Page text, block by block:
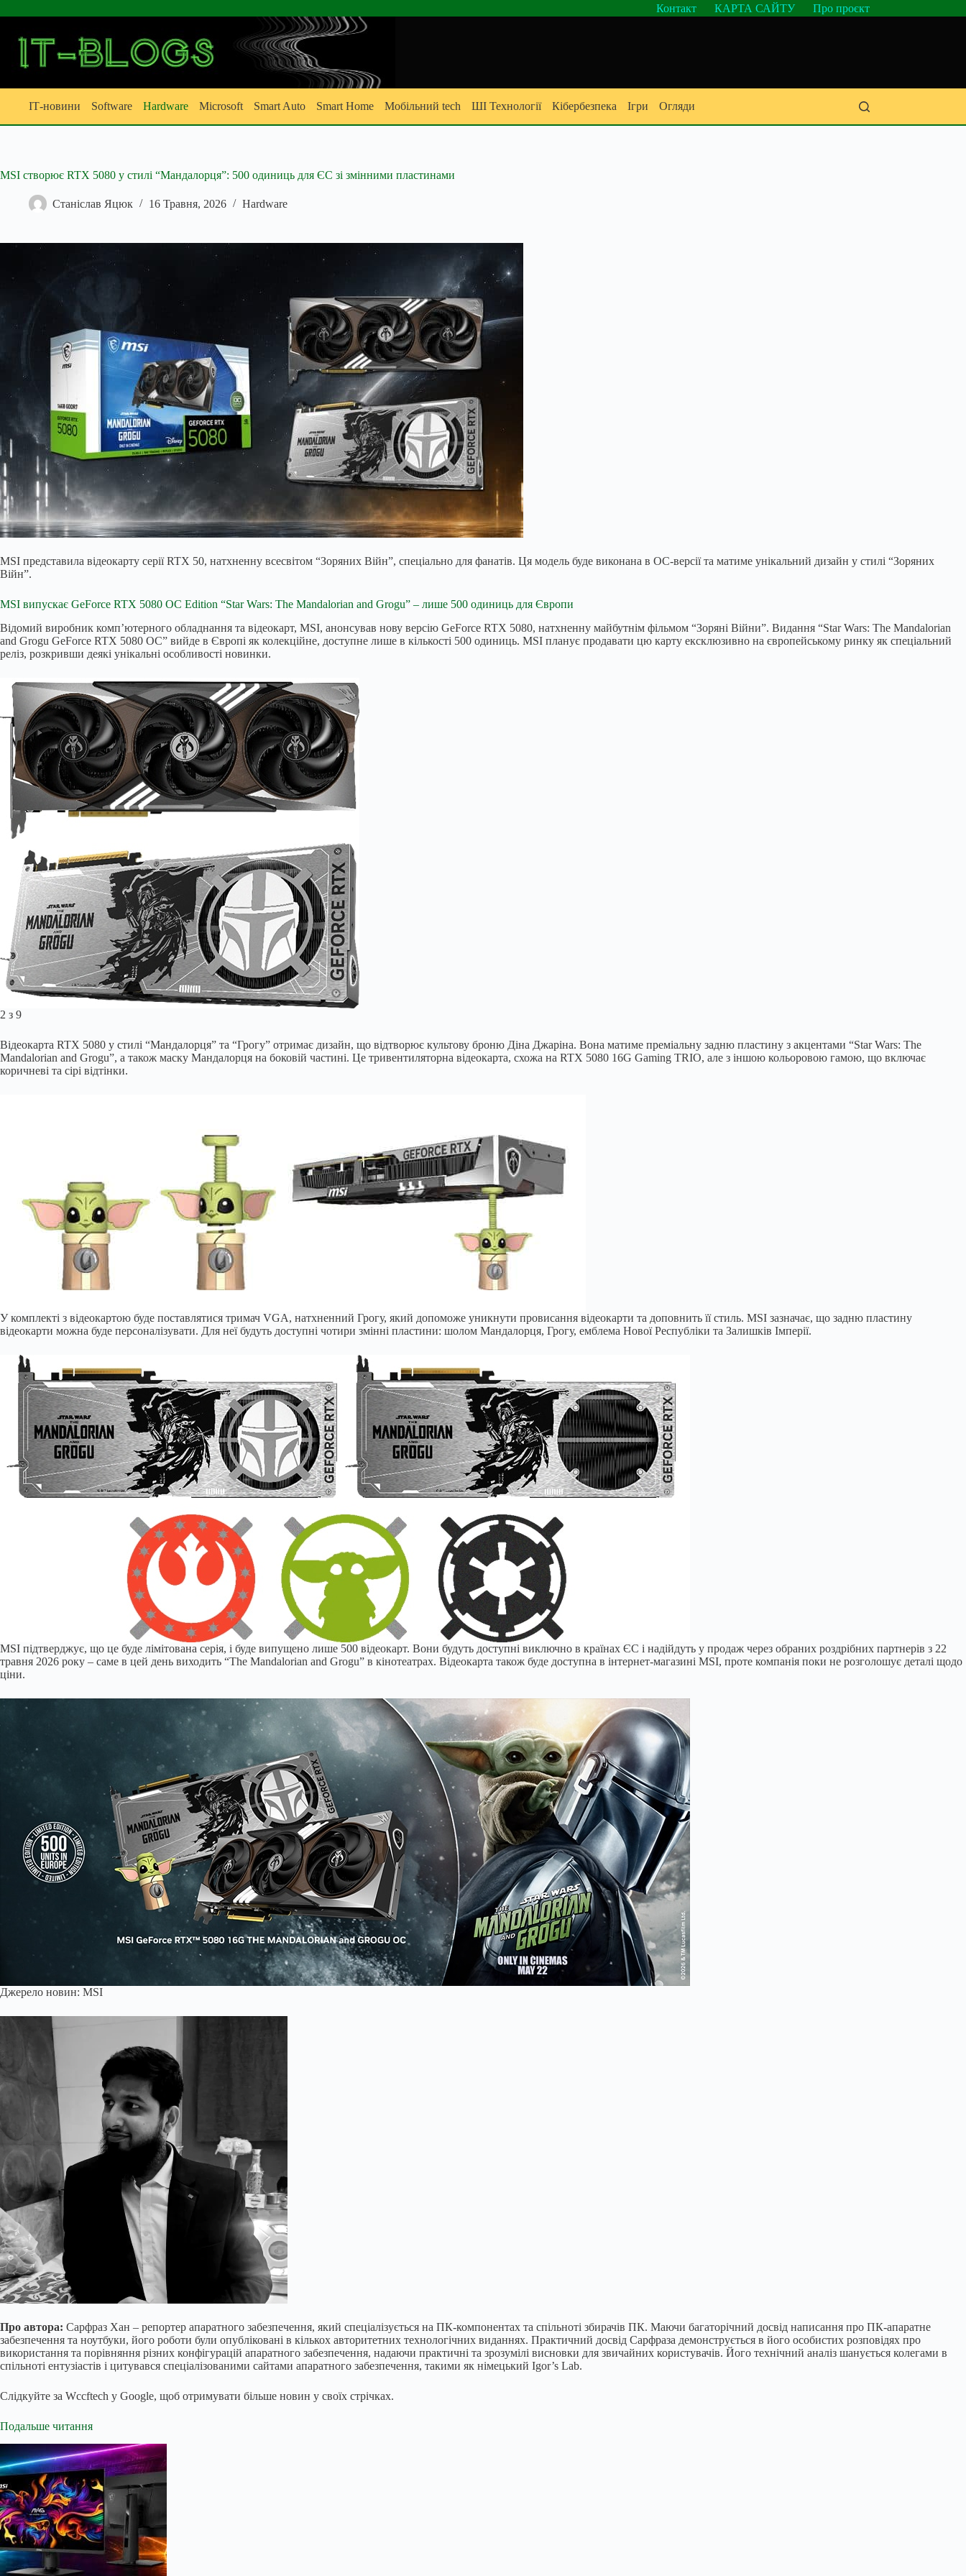
до
Контакт КАРТА САЙТУ Про проєкт
ІТ-новини Software Hardware Microsoft Smart Auto Smart Home Мобільний tech ШІ Технології Кібербезпека Ігри Огляди
MSI створює RTX 5080 у стилі “Мандалорця”: 500 одиниць для ЄС зі змінними пластинами
Станіслав Яцюк 16 Травня, 2026 Hardware
MSI представила відеокарту серії RTX 50, натхненну всесвітом “Зоряних Війн”, спеціально для фанатів. Ця модель буде виконана в OC-версії та матиме унікальний дизайн у стилі “Зоряних
Війн”.
MSI випускає GeForce RTX 5080 OC Edition “Star Wars: The Mandalorian and Grogu” – лише 500 одиниць для Європи
Відомий виробник комп’ютерного обладнання та відеокарт, MSI, анонсував нову версію GeForce RTX 5080, натхненну майбутнім фільмом “Зоряні Війни”. Видання “Star Wars: The Mandalorian
and Grogu GeForce RTX 5080 OC” вийде в Європі як колекційне, доступне лише в кількості 500 одиниць. MSI планує продавати цю карту ексклюзивно на європейському ринку як спеціальний
реліз, розкривши деякі унікальні особливості новинки.
2 з 9
Відеокарта RTX 5080 у стилі “Мандалорця” та “Грогу” отримає дизайн, що відтворює культову броню Діна Джаріна. Вона матиме преміальну задню пластину з акцентами “Star Wars: The
Mandalorian and Grogu”, а також маску Мандалорця на боковій частині. Це тривентиляторна відеокарта, схожа на RTX 5080 16G Gaming TRIO, але з іншою кольоровою гамою, що включає
коричневі та сірі відтінки.
У комплекті з відеокартою буде поставлятися тримач VGA, натхненний Грогу, який допоможе уникнути провисання відеокарти та доповнить її стиль. MSI зазначає, що задню пластину
відеокарти можна буде персоналізувати. Для неї будуть доступні чотири змінні пластини: шолом Мандалорця, Грогу, емблема Нової Республіки та Залишків Імперії.
MSI підтверджує, що це буде лімітована серія, і буде випущено лише 500 відеокарт. Вони будуть доступні виключно в країнах ЄС і надійдуть у продаж через обраних роздрібних партнерів з 22
травня 2026 року – саме в цей день виходить “The Mandalorian and Grogu” в кінотеатрах. Відеокарта також буде доступна в інтернет-магазині MSI, проте компанія поки не розголошує деталі щодо
ціни.
Джерело новин: MSI
Про автора: Сарфраз Хан – репортер апаратного забезпечення, який спеціалізується на ПК-компонентах та спільноті збирачів ПК. Маючи багаторічний досвід написання про ПК-апаратне
забезпечення та ноутбуки, його роботи були опубліковані в кількох авторитетних технологічних виданнях. Практичний досвід Сарфраза демонструється в його особистих розповідях про
використання та порівняння різних конфігурацій апаратного забезпечення, надаючи практичні та зрозумілі висновки для звичайних користувачів. Його технічний аналіз шанується колегами в
спільноті ентузіастів і цитувався спеціалізованими сайтами апаратного забезпечення, такими як німецький Igor’s Lab.
Слідкуйте за Wccftech у Google, щоб отримувати більше новин у своїх стрічках.
Подальше читання